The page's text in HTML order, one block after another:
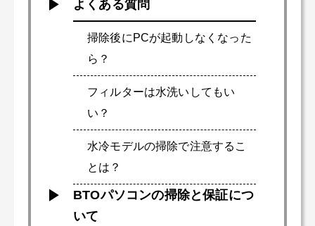
よくある質問
掃除後にPCが起動しなくなった
ら？
フィルターは水洗いしてもい
い？
水冷モデルの掃除で注意するこ
とは？
BTOパソコンの掃除と保証につ
いて